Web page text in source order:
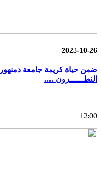
2023-10-26
ضمن حياة كريمة جامعة دمنهور
النطــــــرون .....
12:00